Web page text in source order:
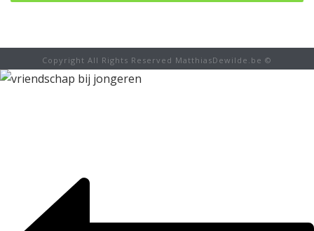
Copyright All Rights Reserved MatthiasDewilde.be ©